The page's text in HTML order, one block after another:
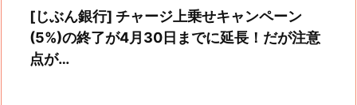
[じぶん銀行] チャージ上乗せキャンペーン
(5%)の終了が4月30日までに延長！だが注意
点が…